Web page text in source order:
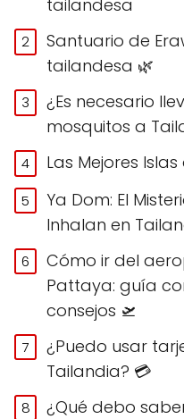
tailandesa
Santuario de
tailandesa 🌿
¿Es necesario
mosquitos a
Las Mejores
Ya Dom: El
Inhalan en
Cómo ir del
Pattaya: guía
consejos 🛫
¿Puedo usar
Tailandia? 💳
¿Qué debo